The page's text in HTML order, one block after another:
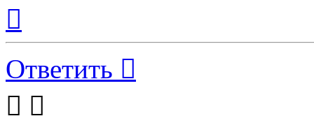
началу
Ответить